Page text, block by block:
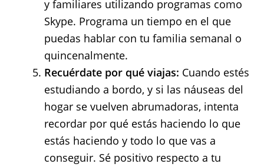
y familiares utilizando programas como
Skype. Programa un tiempo en el que
puedas hablar con tu familia semanal o
quincenalmente.
Recuérdate por qué viajas: Cuando estés
estudiando a bordo, y si las náuseas del
hogar se vuelven abrumadoras, intenta
recordar por qué estás haciendo lo que
estás haciendo y todo lo que vas a
conseguir. Sé positivo respecto a tu